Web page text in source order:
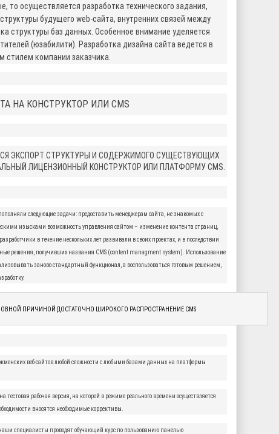
то осуществляется разработка технического задания,
будущего web-сайта, внутренних связей между
структуры баз данных. Особенное внимание уделяется
(юзабилити). Разработка дизайна сайта ведется в
стилем компании заказчика.
НА КОНСТРУКТОР ИЛИ CMS
ЭКСПОРТ СТРУКТУРЫ И СОДЕРЖИМОГО СУЩЕСТВУЮЩИХ
ЛИЦЕНЗИОННЫЙ КОНСТРУКТОР ИЛИ ПЛАТФОРМУ CMS.
следующие задачи: предоставить менеджерам сайта, не знакомых с
изысками возможность управления сайтом – изменение контента страниц,
в течение нескольких лет развивали в своих проектах, и в последствии
решения, получивших названия CMS (content managment system). Использование
заново стандартный функционал, а воспользоваться готовым решением,
ПРИЧИНОЙ ДОСТАТОЧНО ШИРОКОГО РАСПРОСТРАНЕНИЕ CMS
веб-сайтов любой сложности c любыми базами данных на платформы
тестовая рабочая версия, на которой в режиме реального времени осуществляется
вносятся необходимые коррективы.
специалисты проводят обучающий курс по пользованию панелью